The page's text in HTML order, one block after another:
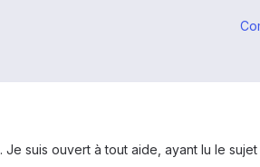
suis ouvert à tout aide, ayant lu le sujet